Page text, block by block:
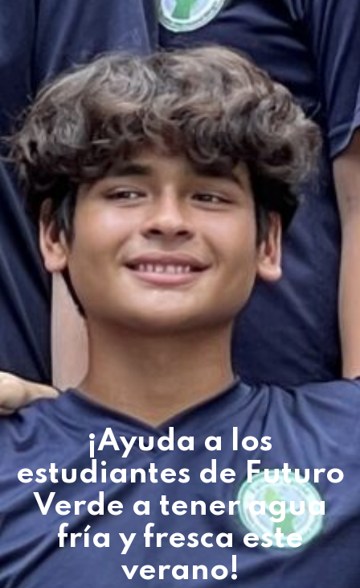
& Materials List
¡Ayuda a los
estudiantes de Futuro
Verde a tener agua
fría y fresca este
verano!